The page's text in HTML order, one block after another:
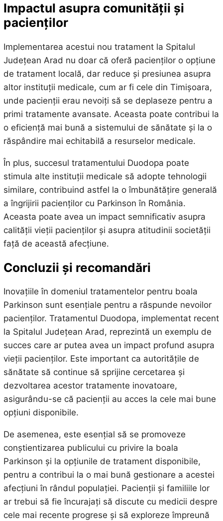
Impactul asupra comunității și
pacienților
Implementarea acestui nou tratament la Spitalul
Județean Arad nu doar că oferă pacienților o opțiune
de tratament locală, dar reduce și presiunea asupra
altor instituții medicale, cum ar fi cele din Timișoara,
unde pacienții erau nevoiți să se deplaseze pentru a
primi tratamente avansate. Aceasta poate contribui la
o eficiență mai bună a sistemului de sănătate și la o
răspândire mai echitabilă a resurselor medicale.
În plus, succesul tratamentului Duodopa poate
stimula alte instituții medicale să adopte tehnologii
similare, contribuind astfel la o îmbunătățire generală
a îngrijirii pacienților cu Parkinson în România.
Aceasta poate avea un impact semnificativ asupra
calității vieții pacienților și asupra atitudinii societății
față de această afecțiune.
Concluzii și recomandări
Inovațiile în domeniul tratamentelor pentru boala
Parkinson sunt esențiale pentru a răspunde nevoilor
pacienților. Tratamentul Duodopa, implementat recent
la Spitalul Județean Arad, reprezintă un exemplu de
succes care ar putea avea un impact profund asupra
vieții pacienților. Este important ca autoritățile de
sănătate să continue să sprijine cercetarea și
dezvoltarea acestor tratamente inovatoare,
asigurându-se că pacienții au acces la cele mai bune
opțiuni disponibile.
De asemenea, este esențial să se promoveze
conștientizarea publicului cu privire la boala
Parkinson și la opțiunile de tratament disponibile,
pentru a contribui la o mai bună gestionare a acestei
afecțiuni în rândul populației. Pacienții și familiile lor
ar trebui să fie încurajați să discute cu medicii despre
cele mai recente progrese și să exploreze împreună